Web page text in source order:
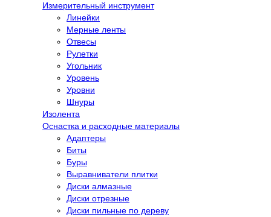
Измерительный инструмент
Линейки
Мерные ленты
Отвесы
Рулетки
Угольник
Уровень
Уровни
Шнуры
Изолента
Оснастка и расходные материалы
Адаптеры
Биты
Буры
Выравниватели плитки
Диски алмазные
Диски отрезные
Диски пильные по дереву